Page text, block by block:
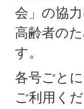
会」の協
高齢者の
す。
各号ごと
ご利用くだ